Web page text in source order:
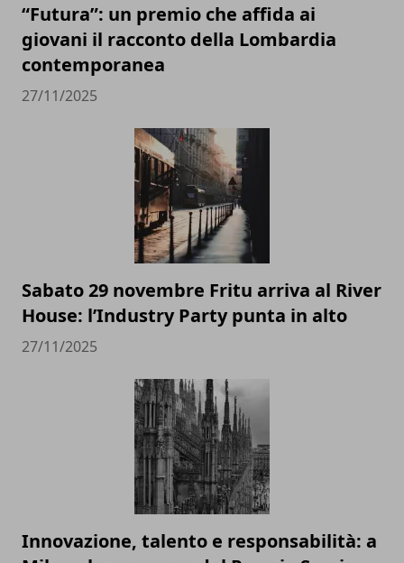
“Futura”: un premio che affida ai
giovani il racconto della Lombardia
contemporanea
27/11/2025
Sabato 29 novembre Fritu arriva al River
House: l’Industry Party punta in alto
27/11/2025
Innovazione, talento e responsabilità: a